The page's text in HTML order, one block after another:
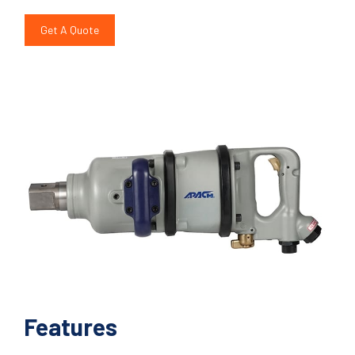
Get A Quote
Features